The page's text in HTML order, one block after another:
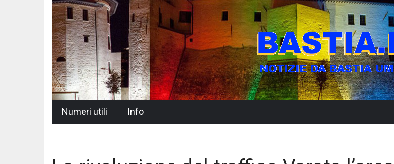
Numeri utili Info